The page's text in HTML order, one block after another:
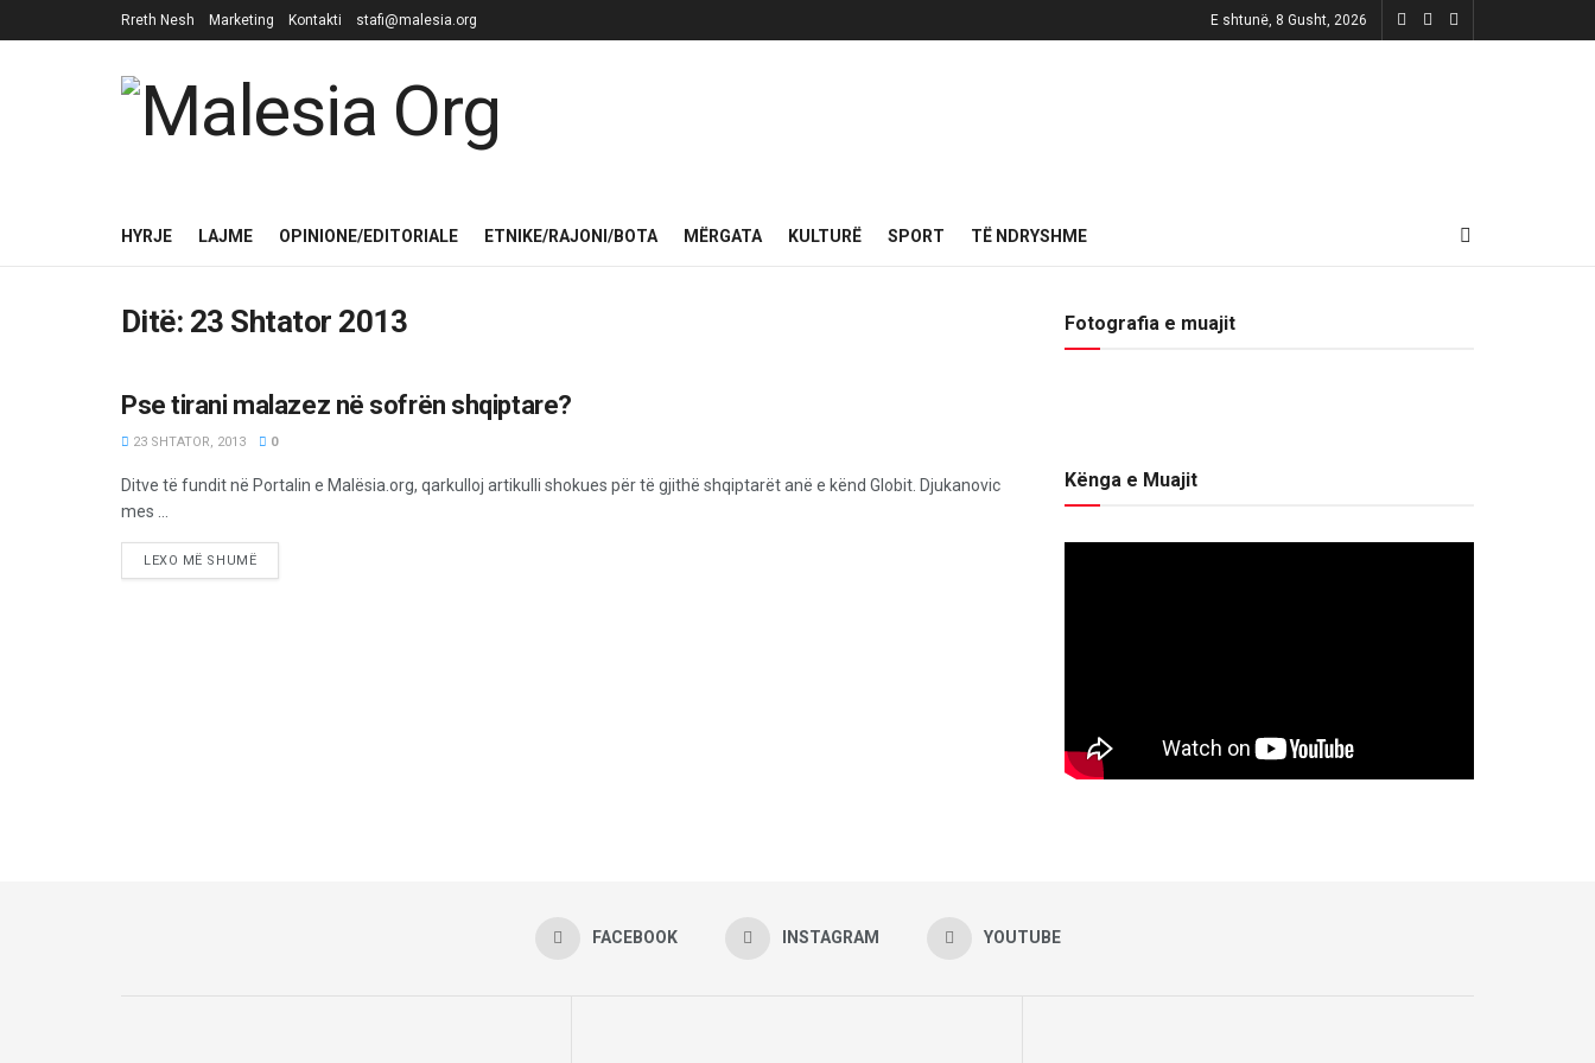
Rreth Nesh Marketing Kontakti stafi@malesia.org E shtunë, 8 Gusht, 2026
HYRJE LAJME OPINIONE/EDITORIALE ETNIKE/RAJONI/BOTA MËRGATA KULTURË SPORT TË NDRYSHME
Ditë: 23 Shtator 2013
OPINIONE/EDITORIALE
Pse tirani malazez në sofrën shqiptare?
23 SHTATOR, 2013 0
Ditve të fundit në Portalin e Malësia.org, qarkulloj artikulli shokues për të gjithë shqiptarët anë e kënd Globit. Djukanovic
mes ...
LEXO MË SHUMË
Fotografia e muajit
Kënga e Muajit
FACEBOOK INSTAGRAM YOUTUBE